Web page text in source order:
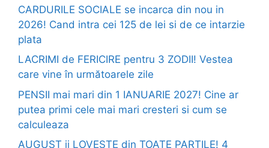
CARDURILE SOCIALE se incarca din nou in
2026! Cand intra cei 125 de lei si de ce intarzie
plata
LACRIMI de FERICIRE pentru 3 ZODII! Vestea
care vine în următoarele zile
PENSII mai mari din 1 IANUARIE 2027! Cine ar
putea primi cele mai mari cresteri si cum se
calculeaza
AUGUST ii LOVESTE din TOATE PARTILE! 4